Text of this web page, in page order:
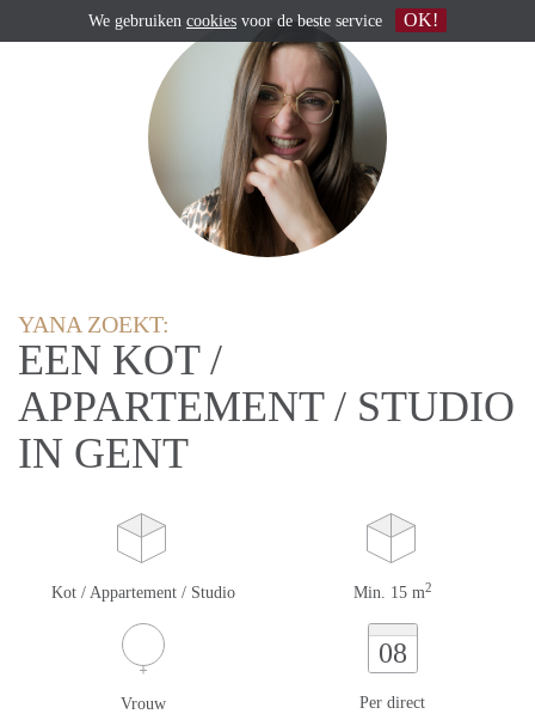
YANA ZOEKT:
EEN KOT /
APPARTEMENT / STUDIO
IN GENT
Kot / Appartement / Studio Min. 15 m2
Vrouw
08
Per direct
We gebruiken cookies voor de beste service OK!